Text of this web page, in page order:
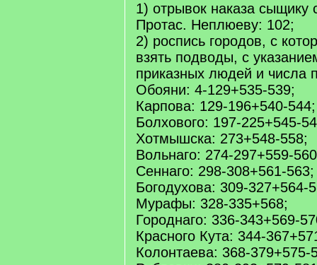
1) отрывок наказа сыщику
Протас. Неплюеву: 102;
2) роспись городов, с
взять подводы, с
приказных людей и числа
Обояни: 4-129+535-539;
Карпова: 129-196+540-544;
Болхового: 197-225+545-
Хотмышска: 273+548-558;
Вольнаго: 274-297+559-
Сеннаго: 298-308+561-563;
Богодухова: 309-327+564-
Мурафы: 328-335+568;
Городнаго: 336-343+569-
Красного Кута: 344-
Колонтаева: 368-379+575-